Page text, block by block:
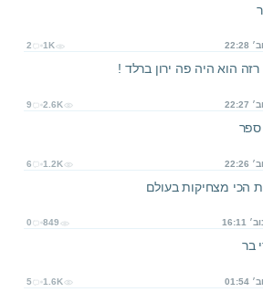
2 1K
הוא היה פה ירון ברלד !
9 2.6K
ספר
6 1.2K
הכי מצחיקות בעולם
0 849
בר
5 1.6K